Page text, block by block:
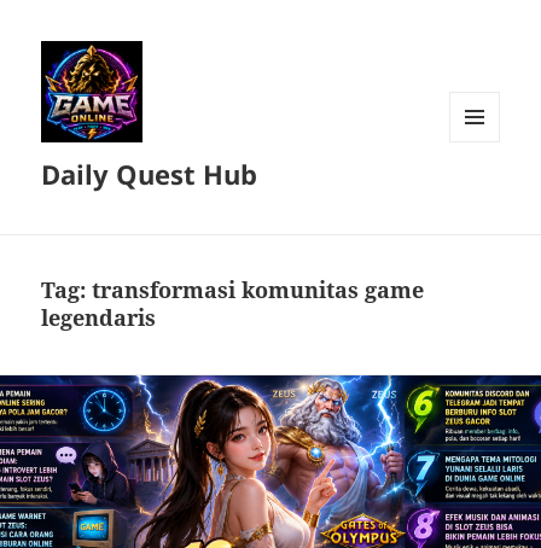
Daily Quest Hub
Tag:transformasi komunitas game
legendaris